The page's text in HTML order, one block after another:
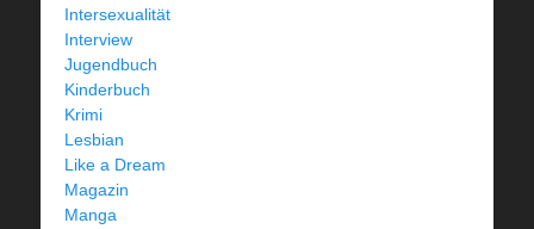
Intersexualität
Interview
Jugendbuch
Kinderbuch
Krimi
Lesbian
Like a Dream
Magazin
Manga